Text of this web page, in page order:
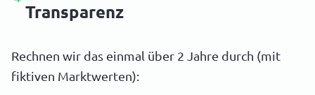
Transparenz
Rechnen wir das einmal über 2 Jahre durch (mit
fiktiven Marktwerten):